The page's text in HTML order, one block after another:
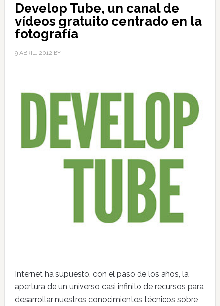
Develop Tube, un canal de
vídeos gratuito centrado en la
fotografía
9 ABRIL, 2012 BY
Internet ha supuesto, con el paso de los años, la
apertura de un universo casi infinito de recursos para
desarrollar nuestros conocimientos técnicos sobre